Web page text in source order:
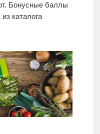
Бонусные баллы
каталога